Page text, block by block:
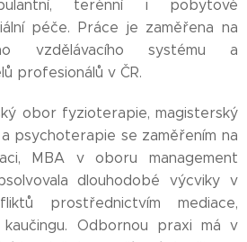
terénní i pobytové
péče. Práce je zaměřena na
vzdělávacího systému a
profesionálů v ČR.
obor fyzioterapie, magisterský
psychoterapie se zaměřením na
MBA v oboru management
dlouhodobé výcviky v
prostřednictvím mediace,
Odbornou praxi má v